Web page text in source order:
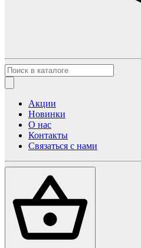
Акции
Новинки
О нас
Контакты
Связаться с нами